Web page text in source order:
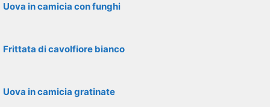
Uova in camicia con funghi
Frittata di cavolfiore bianco
Uova in camicia gratinate